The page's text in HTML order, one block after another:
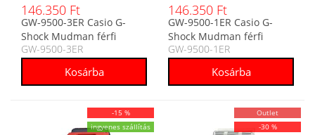
146.350 Ft
GW-9500-3ER Casio G-
Shock Mudman férfi
digitális karóra
GW-9500-3ER
146.350 Ft
GW-9500-1ER Casio G-
Shock Mudman férfi
digitális karóra
GW-9500-1ER
-15 %
ingyenes szállítás
Outlet
-30 %